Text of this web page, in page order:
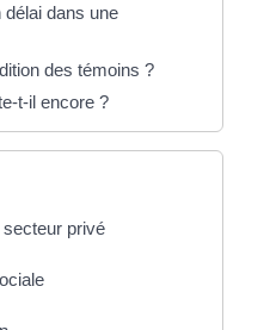
dans une
des témoins ?
t-il encore ?
privé